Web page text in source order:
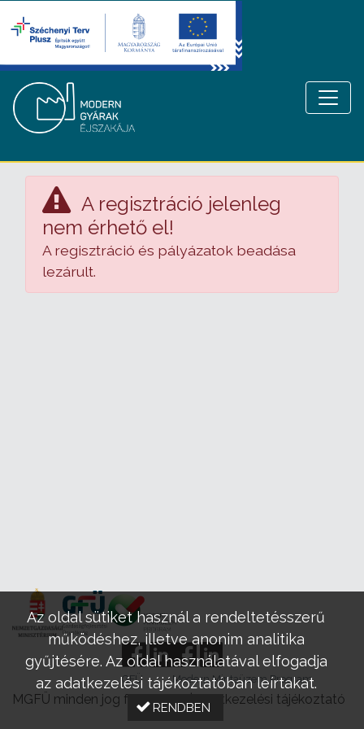
A regisztráció jelenleg
nem érhető el!
A regisztráció és pályázatok beadása
lezárult.
GFÜ Modern Mintaüzem Program
MGFÜ minden jog fenntartva |Adatkezelési tájékoztató
Az oldal sütiket használ a rendeltetésszerű
működéshez, illetve anonim analitika
gyűjtésére. Az oldal használatával elfogadja
az adatkezelési tájékoztatóban leírtakat.
RENDBEN